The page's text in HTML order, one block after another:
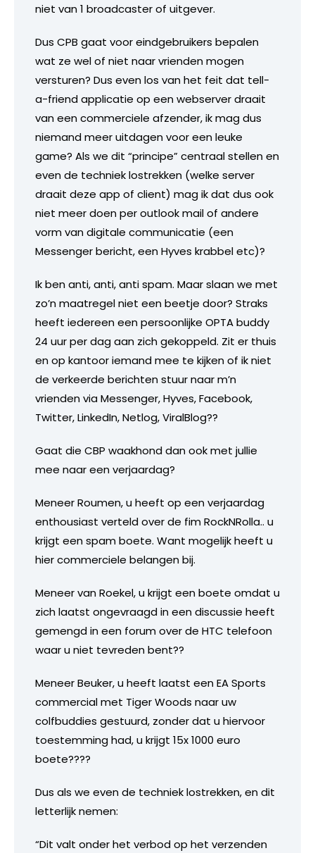
niet van 1 broadcaster of uitgever.
Dus CPB gaat voor eindgebruikers bepalen
wat ze wel of niet naar vrienden mogen
versturen? Dus even los van het feit dat tell-
a-friend applicatie op een webserver draait
van een commerciele afzender, ik mag dus
niemand meer uitdagen voor een leuke
game? Als we dit “principe” centraal stellen en
even de techniek lostrekken (welke server
draait deze app of client) mag ik dat dus ook
niet meer doen per outlook mail of andere
vorm van digitale communicatie (een
Messenger bericht, een Hyves krabbel etc)?
Ik ben anti, anti, anti spam. Maar slaan we met
zo’n maatregel niet een beetje door? Straks
heeft iedereen een persoonlijke OPTA buddy
24 uur per dag aan zich gekoppeld. Zit er thuis
en op kantoor iemand mee te kijken of ik niet
de verkeerde berichten stuur naar m’n
vrienden via Messenger, Hyves, Facebook,
Twitter, LinkedIn, Netlog, ViralBlog??
Gaat die CBP waakhond dan ook met jullie
mee naar een verjaardag?
Meneer Roumen, u heeft op een verjaardag
enthousiast verteld over de fim RockNRolla.. u
krijgt een spam boete. Want mogelijk heeft u
hier commerciele belangen bij.
Meneer van Roekel, u krijgt een boete omdat u
zich laatst ongevraagd in een discussie heeft
gemengd in een forum over de HTC telefoon
waar u niet tevreden bent??
Meneer Beuker, u heeft laatst een EA Sports
commercial met Tiger Woods naar uw
colfbuddies gestuurd, zonder dat u hiervoor
toestemming had, u krijgt 15x 1000 euro
boete????
Dus als we even de techniek lostrekken, en dit
letterlijk nemen:
“Dit valt onder het verbod op het verzenden